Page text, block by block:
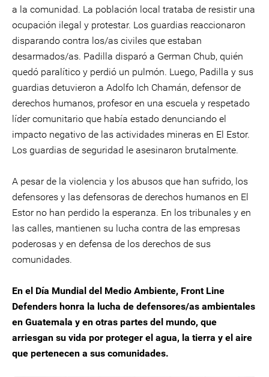
a la comunidad. La población local trataba de resistir una
ocupación ilegal y protestar. Los guardias reaccionaron
disparando contra los/as civiles que estaban
desarmados/as. Padilla disparó a German Chub, quién
quedó paralítico y perdió un pulmón. Luego, Padilla y sus
guardias detuvieron a Adolfo Ich Chamán, defensor de
derechos humanos, profesor en una escuela y respetado
líder comunitario que había estado denunciando el
impacto negativo de las actividades mineras en El Estor.
Los guardias de seguridad le asesinaron brutalmente.
A pesar de la violencia y los abusos que han sufrido, los
defensores y las defensoras de derechos humanos en El
Estor no han perdido la esperanza. En los tribunales y en
las calles, mantienen su lucha contra de las empresas
poderosas y en defensa de los derechos de sus
comunidades.
En el Día Mundial del Medio Ambiente, Front Line
Defenders honra la lucha de defensores/as ambientales
en Guatemala y en otras partes del mundo, que
arriesgan su vida por proteger el agua, la tierra y el aire
que pertenecen a sus comunidades.